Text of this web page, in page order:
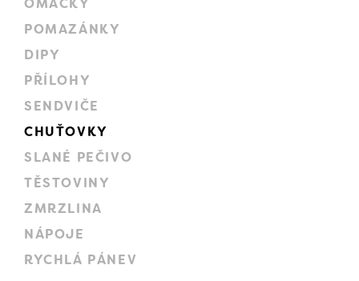
OMÁČKY
POMAZÁNKY
DIPY
PŘÍLOHY
SENDVIČE
CHUŤOVKY
SLANÉ PEČIVO
TĚSTOVINY
ZMRZLINA
NÁPOJE
RYCHLÁ PÁNEV